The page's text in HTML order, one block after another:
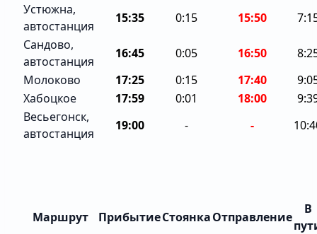
Устюжна,
автостанция
15:35 0:15 15:50
Сандово,
автостанция
16:45 0:05 16:50
Молоково
17:25 0:15 17:40
Хабоцкое
17:59 0:01 18:00
Весьегонск,
автостанция
19:00 - -
Маршрут ПрибытиеСтоянкаОтправление
В